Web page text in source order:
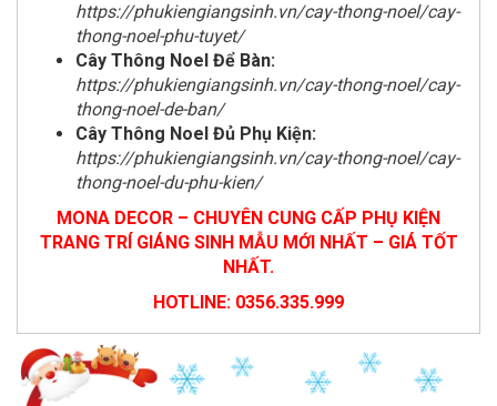
https://phukiengiangsinh.vn/cay-thong-noel/cay-
thong-noel-phu-tuyet/
Cây Thông Noel Để Bàn:
https://phukiengiangsinh.vn/cay-thong-noel/cay-
thong-noel-de-ban/
Cây Thông Noel Đủ Phụ Kiện:
https://phukiengiangsinh.vn/cay-thong-noel/cay-
thong-noel-du-phu-kien/
MONA DECOR – CHUYÊN CUNG CẤP PHỤ KIỆN
TRANG TRÍ GIÁNG SINH MẪU MỚI NHẤT – GIÁ TỐT
NHẤT.
HOTLINE: 0356.335.999